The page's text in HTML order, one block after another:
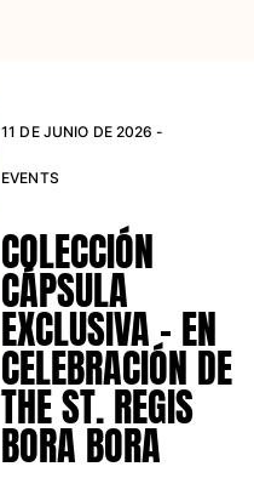
11 DE JUNIO DE 2026 -
EVENTS
COLECCIÓN
CÁPSULA
EXCLUSIVA - EN
CELEBRACIÓN DE
THE ST. REGIS
BORA BORA